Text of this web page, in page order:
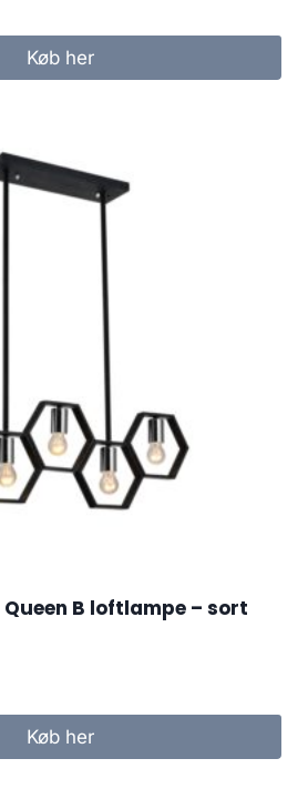
Køb her
Queen B loftlampe – sort
Køb her